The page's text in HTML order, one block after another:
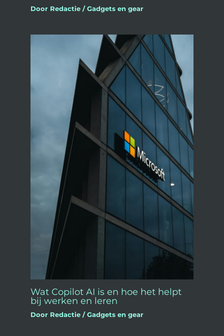
Door Redactie/Gadgets en gear
Wat Copilot AI is en hoe het helpt
bij werken en leren
Door Redactie/Gadgets en gear